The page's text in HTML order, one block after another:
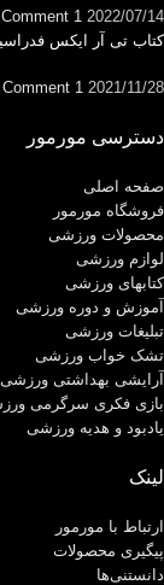
2022/07/14
1 Comment
کتاب تی آر ایکس
2021/11/28
1 Comment
دسترسی مورمور
صفحه اصلی
فروشگاه مورمور
محصولات ورزشی
لوازم ورزشی
کتابهای ورزشی
آموزش و دوره ورزشی
تبلیغات ورزشی
تشک خواب ورزشی
آرایشی بهداشتی ورزشی
بازی فکری سرگرمی
یادبود و هدیه ورزشی
لینک
ارتباط با مورمور
پیگیری محصولات
دانستنی‌ها